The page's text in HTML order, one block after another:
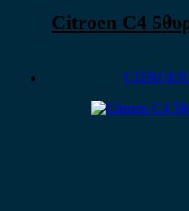
Citroen C4
CITROEN